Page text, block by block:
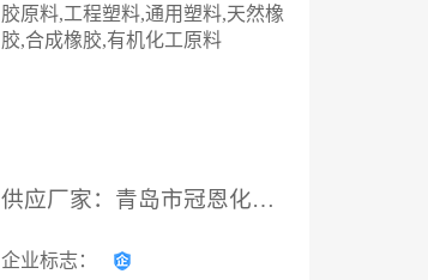
胶原料,工程塑料,通用塑料,天然橡
胶,合成橡胶,有机化工原料
供应厂家：青岛市冠恩化工有限公司
企业标志：